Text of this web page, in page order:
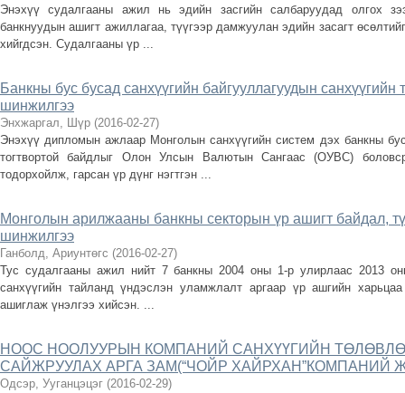
Энэхүү судалгааны ажил нь эдийн засгийн салбаруудад олгох
банкнуудын ашигт ажиллагаа, түүгээр дамжуулан эдийн засагт
хийгдсэн. Судалгааны үр ...
Банкны бус бусад санхүүгийн байгууллагуудын санхүүгийн
шинжилгээ
Энхжаргал, Шүр (2016-02-27)
Энэхүү дипломын ажлаар Монголын санхүүгийн систем дэх банкны
тогтвортой байдлыг Олон Улсын Валютын Сангаас (ОУВС)
тодорхойлж, гарсан үр дүнг нэгтгэн ...
Монголын арилжааны банкны секторын үр ашигт байдал,
шинжилгээ
Ганболд, Ариунтөгс (2016-02-27)
Тус судалгааны ажил нийт 7 банкны 2004 оны 1-р улирлаас 2013
санхүүгийн тайланд үндэслэн уламжлалт аргаар үр ашгийн
ашиглаж үнэлгээ хийсэн. ...
НООС НООЛУУРЫН КОМПАНИЙ САНХҮҮГИЙН
САЙЖРУУЛАХ АРГА ЗАМ(“ЧОЙР ХАЙРХАН”КОМПАНИЙ
Одсэр, Ууганцэцэг (2016-02-29)